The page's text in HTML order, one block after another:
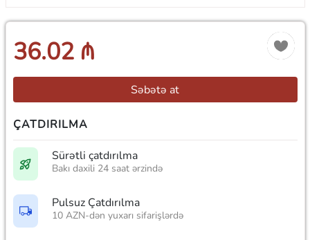
36.02 ₼
Səbətə at
ÇATDIRILMA
Sürətli çatdırılma
Bakı daxili 24 saat ərzində
Pulsuz Çatdırılma
10 AZN-dən yuxarı sifarişlərdə